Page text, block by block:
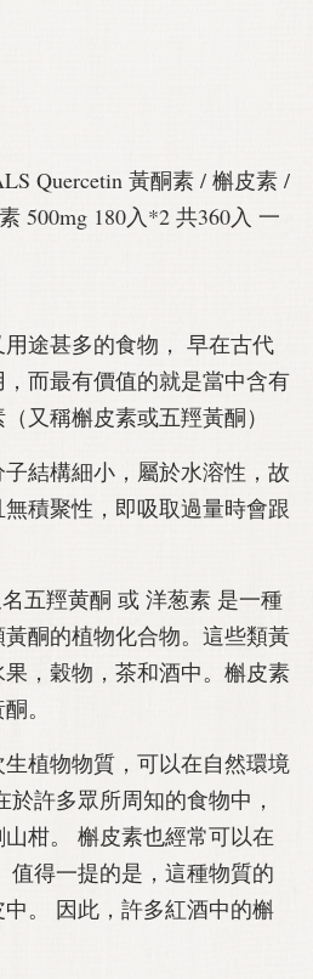
Quercetin 黃酮素 / 槲皮素 /
500mg 180入*2 共360入 一
途甚多的食物， 早在古代
而最有價值的就是當中含有
又稱槲皮素或五羥黃酮）
結構細小，屬於水溶性，故
積聚性，即吸取過量時會跟
五羥黄酮 或 洋葱素 是一種
酮的植物化合物。這些類黃
，穀物，茶和酒中。槲皮素
。
植物物質，可以在自然環境
許多眾所周知的食物中，
柑。 槲皮素也經常可以在
值得一提的是，這種物質的
。 因此，許多紅酒中的槲